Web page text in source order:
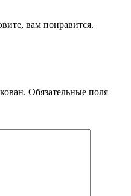
вам понравится.
Обязательные поля